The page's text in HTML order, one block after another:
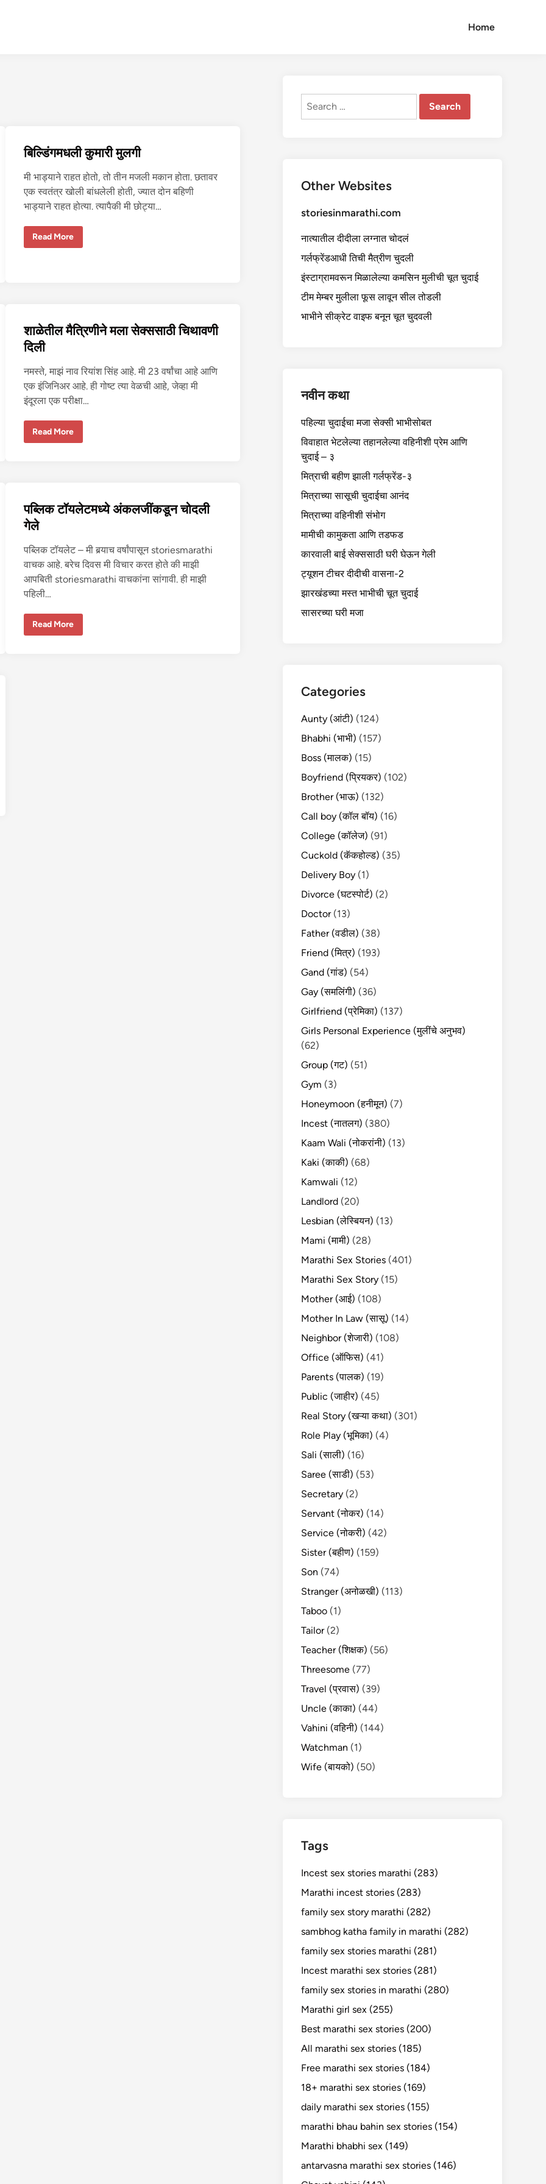
Home
बिल्डिंगमधली कुमारी मुलगी
मी भाड्याने राहत होतो, तो तीन मजली मकान होता. छतावर
एक स्वतंत्र खोली बांधलेली होती, ज्यात दोन बहिणी
भाड्याने राहत होत्या. त्यापैकी मी छोट्या…
बि
गी
Read More
शाळेतील मैत्रिणीने मला सेक्ससाठी चिथावणी
दिली
नमस्ते, माझं नाव रियांश सिंह आहे. मी 23 वर्षांचा आहे आणि
एक इंजिनिअर आहे. ही गोष्ट त्या वेळची आहे, जेव्हा मी
इंदूरला एक परीक्षा…
शा
म
ला
से
क्स
सा
चि
व
णी
दि
ली
Read More
पब्लिक टॉयलेटमध्ये अंकलजींकडून चोदली
गेले
पब्लिक टॉयलेट – मी बर्‍याच वर्षांपासून storiesmarathi
वाचक आहे. बरेच दिवस मी विचार करत होते की माझी
आपबिती storiesmarathi वाचकांना सांगावी. ही माझी
पहिली…
प
Read More
Search
Other Websites
storiesinmarathi.com
नात्यातील दीदीला लग्नात चोदलं
गर्लफ्रेंडआधी तिची मैत्रीण चुदली
इंस्टाग्रामवरून मिळालेल्या कमसिन मुलीची चूत चुदाई
टीम मेम्बर मुलीला फूस लावून सील तोडली
भाभीने सीक्रेट वाइफ बनून चूत चुदवली
नवीन कथा
पहिल्या चुदाईचा मजा सेक्सी भाभीसोबत
विवाहात भेटलेल्या तहानलेल्या वहिनीशी प्रेम आणि
चुदाई – ३
मित्राची बहीण झाली गर्लफ्रेंड-३
मित्राच्या सासूची चुदाईचा आनंद
मित्राच्या वहिनीशी संभोग
मामीची कामुकता आणि तडफड
कारवाली बाई सेक्ससाठी घरी घेऊन गेली
ट्यूशन टीचर दीदीची वासना-2
झारखंडच्या मस्त भाभीची चूत चुदाई
सासरच्या घरी मजा
Categories
Aunty (आंटी) (124)
Bhabhi (भाभी) (157)
Boss (मालक) (15)
Boyfriend (प्रियकर) (102)
Brother (भाऊ) (132)
Call boy (कॉल बॉय) (16)
College (कॉलेज) (91)
Cuckold (कॅकहोल्ड) (35)
Delivery Boy (1)
Divorce (घटस्पोर्ट) (2)
Doctor(13)
Father (वडील) (38)
Friend (मित्र) (193)
Gand (गांड) (54)
Gay (समलिंगी) (36)
Girlfriend (प्रेमिका) (137)
Girls Personal Experience (मुलींचे अनुभव)
(62)
Group (गट) (51)
Gym (3)
Honeymoon (हनीमून) (7)
Incest (नातलग) (380)
Kaam Wali (नोकरांनी) (13)
Kaki (काकी) (68)
Kamwali (12)
Landlord (20)
Lesbian (लेस्बियन) (13)
Mami (मामी) (28)
Marathi Sex Stories (401)
Marathi Sex Story (15)
Mother (आई) (108)
Mother In Law (सासू) (14)
Neighbor (शेजारी) (108)
Office (ऑफिस) (41)
Parents (पालक) (19)
Public (जाहीर) (45)
Real Story (खऱ्या कथा) (301)
Role Play (भूमिका) (4)
Sali (साली) (16)
Saree (साडी) (53)
Secretary (2)
Servant (नोकर) (14)
Service (नोकरी) (42)
Sister (बहीण) (159)
Son (74)
Stranger (अनोळखी) (113)
Taboo (1)
Tailor(2)
Teacher (शिक्षक) (56)
Threesome (77)
Travel (प्रवास) (39)
Uncle (काका) (44)
Vahini (वहिनी) (144)
Watchman (1)
Wife (बायको) (50)
Tags
Incest sex stories marathi (283)
Marathi incest stories (283)
family sex story marathi (282)
sambhog katha family in marathi (282)
family sex stories marathi (281)
Incest marathi sex stories (281)
family sex stories in marathi (280)
Marathi girl sex (255)
Best marathi sex stories (200)
All marathi sex stories (185)
Free marathi sex stories (184)
18+ marathi sex stories (169)
daily marathi sex stories (155)
marathi bhau bahin sex stories (154)
Marathi bhabhi sex (149)
antarvasna marathi sex stories (146)